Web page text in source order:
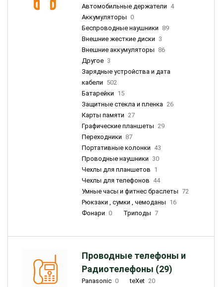
Автомобильные держатели 4
Аккумуляторы 0
Беспроводные наушники 89
Внешние жесткие диски 3
Внешние аккумуляторы 86
Другое 3
Зарядные устройства и дата
кабели 502
Батарейки 15
Защитные стекла и пленка 26
Карты памяти 27
Графические планшеты 29
Переходники 87
Портативные колонки 43
Проводные наушники 30
Чехлы для планшетов 1
Чехлы для телефонов 44
Умные часы и фитнес браслеты 72
Рюкзаки , сумки , чемоданы 16
Фонари 0 Триподы 7
Проводные телефоны и
Радиотелефоны (29)
Panasonic 0 teXet 20